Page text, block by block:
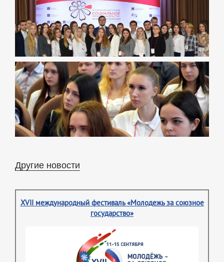
Другие новости
XVII международный фестиваль «Молодежь за союзное
государство»